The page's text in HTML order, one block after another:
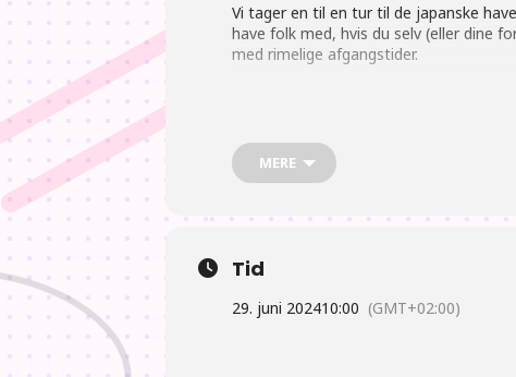
Vi tager en til en tur til de japanske
have folk med, hvis du selv (eller dine
med rimelige afgangstider.
MERE
Tid
29. juni 202410:00 (GMT+02:00)